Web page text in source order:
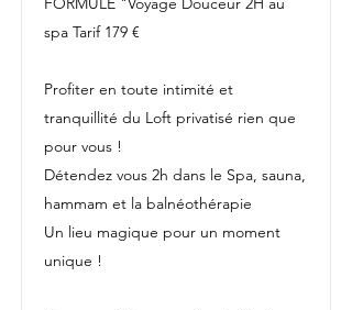
spa Tarif 179 €
Profiter en toute intimité et
tranquillité du Loft privatisé rien que
pour vous !
Détendez vous 2h dans le Spa, sauna,
hammam et la balnéothérapie
Un lieu magique pour un moment
unique !